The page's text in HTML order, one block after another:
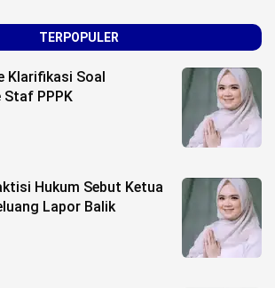
TERPOPULER
Klarifikasi Soal
Staf PPPK
Hukum Sebut Ketua
Lapor Balik